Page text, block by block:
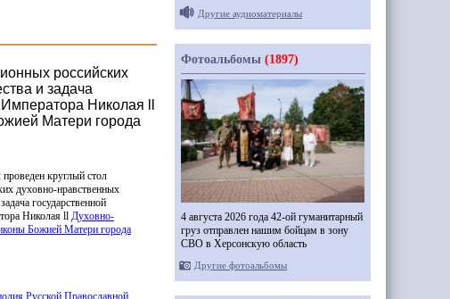
российских
и задача
Николая ll
Матери города
круглый стол
духовно-нравственных
государственной
Николая ll Духовно-
Божией Матери города
Русской Православной
Другие аудиоматериалы
Фотоальбомы (1897)
4 августа 2026 года 42-ой гуманитарный
груз отправлен нашим бойцам в зону
СВО в Херсонскую область
Другие фотоальбомы